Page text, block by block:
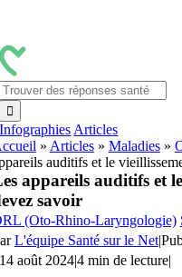
contenu
Infographies Articles
» Articles» Maladies»
auditifs et le
appareils auditifs et
savoir
(Oto-Rhino-Laryngologie)
L'équipe Santé sur le Net|
août 2024|4 min de lecture|